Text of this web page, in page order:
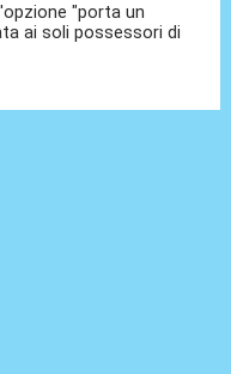
"porta un
ai soli possessori di